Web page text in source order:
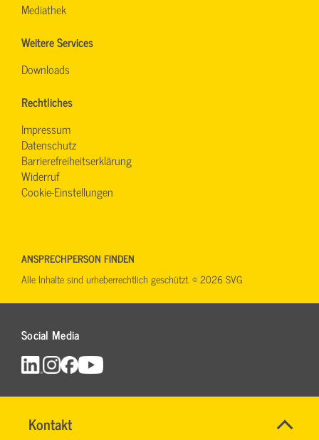
Kontakt
Name*
SVG-
Wiki
Mediathek
Weitere Services
Downloads
Rechtliches
Impressum
Datenschutz
Barrierefreiheitserklärung
Widerruf
Cookie-Einstellungen
Social Media
ANSPRECHPERSON FINDEN
Alle Inhalte sind urheberrechtlich geschützt. © 2026 SVG